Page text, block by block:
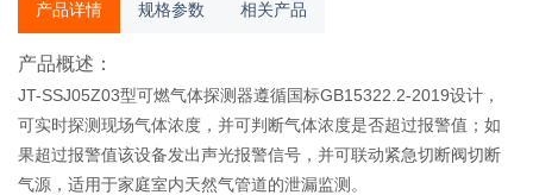
产品详情 规格参数 相关产品
产品概述：
JT-SSJ05Z03型可燃气体探测器遵循国标GB15322.2-2019设计，
可实时探测现场气体浓度，并可判断气体浓度是否超过报警值；如
果超过报警值该设备发出声光报警信号，并可联动紧急切断阀切断
气源，适用于家庭室内天然气管道的泄漏监测。